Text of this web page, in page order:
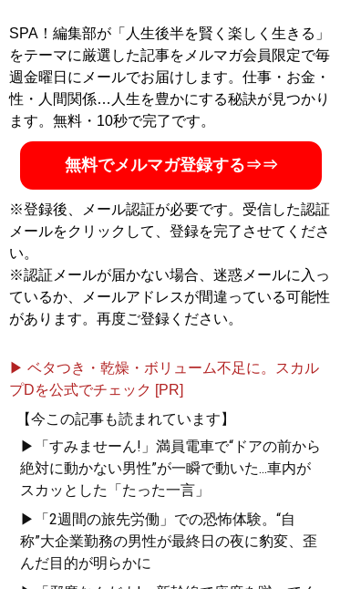
SPA！編集部が「人生後半を賢く楽しく生きる」
をテーマに厳選した記事をメルマガ会員限定で毎
週金曜日にメールでお届けします。仕事・お金・
性・人間関係…人生を豊かにする秘訣が見つかり
ます。無料・10秒で完了です。
無料でメルマガ登録する⇒⇒
※登録後、メール認証が必要です。受信した認証
メールをクリックして、登録を完了させてくださ
い。
※認証メールが届かない場合、迷惑メールに入っ
ているか、メールアドレスが間違っている可能性
があります。再度ご登録ください。
▶ ベタつき・乾燥・ボリューム不足に。スカル
プDを公式でチェック [PR]
【今この記事も読まれています】
▶「すみませーん!」満員電車で“ドアの前から
絶対に動かない男性”が一瞬で動いた...車内が
スカッとした「たった一言」
▶「2週間の旅先労働」での恐怖体験。“自
称”大企業勤務の男性が最終日の夜に豹変、歪
んだ目的が明らかに